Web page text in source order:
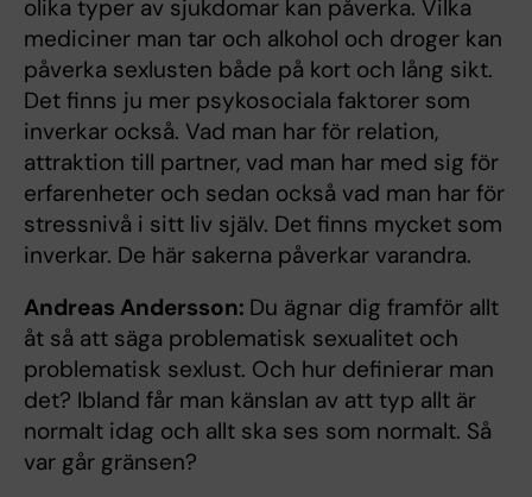
olika typer av sjukdomar kan påverka. Vilka
mediciner man tar och alkohol och droger kan
påverka sexlusten både på kort och lång sikt.
Det finns ju mer psykosociala faktorer som
inverkar också. Vad man har för relation,
attraktion till partner, vad man har med sig för
erfarenheter och sedan också vad man har för
stressnivå i sitt liv själv. Det finns mycket som
inverkar. De här sakerna påverkar varandra.
Andreas Andersson: Du ägnar dig framför allt
åt så att säga problematisk sexualitet och
problematisk sexlust. Och hur definierar man
det? Ibland får man känslan av att typ allt är
normalt idag och allt ska ses som normalt. Så
var går gränsen?